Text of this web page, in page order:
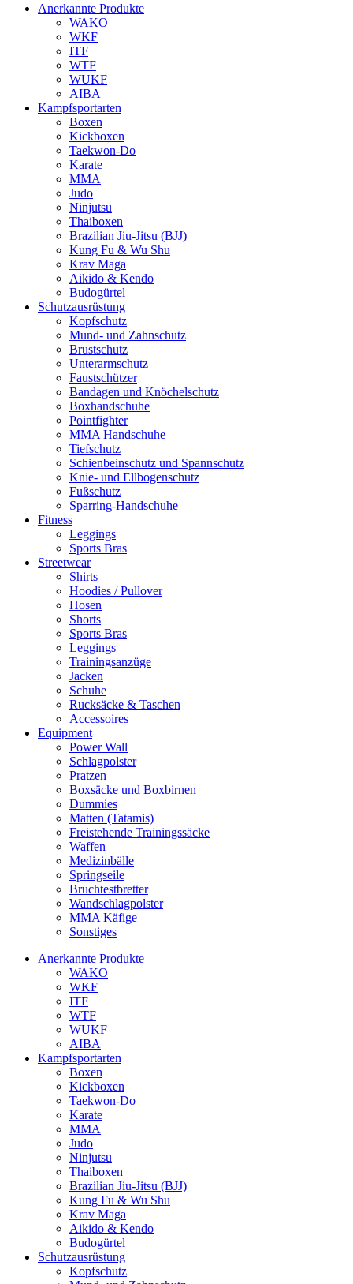
Anerkannte Produkte
WAKO
WKF
ITF
WTF
WUKF
AIBA
Kampfsportarten
Boxen
Kickboxen
Taekwon-Do
Karate
MMA
Judo
Ninjutsu
Thaiboxen
Brazilian Jiu-Jitsu (BJJ)
Kung Fu & Wu Shu
Krav Maga
Aikido & Kendo
Budogürtel
Schutzausrüstung
Kopfschutz
Mund- und Zahnschutz
Brustschutz
Unterarmschutz
Faustschützer
Bandagen und Knöchelschutz
Boxhandschuhe
Pointfighter
MMA Handschuhe
Tiefschutz
Schienbeinschutz und Spannschutz
Knie- und Ellbogenschutz
Fußschutz
Sparring-Handschuhe
Fitness
Leggings
Sports Bras
Streetwear
Shirts
Hoodies / Pullover
Hosen
Shorts
Sports Bras
Leggings
Trainingsanzüge
Jacken
Schuhe
Rucksäcke & Taschen
Accessoires
Equipment
Power Wall
Schlagpolster
Pratzen
Boxsäcke und Boxbirnen
Dummies
Matten (Tatamis)
Freistehende Trainingssäcke
Waffen
Medizinbälle
Springseile
Bruchtestbretter
Wandschlagpolster
MMA Käfige
Sonstiges
Anerkannte Produkte
WAKO
WKF
ITF
WTF
WUKF
AIBA
Kampfsportarten
Boxen
Kickboxen
Taekwon-Do
Karate
MMA
Judo
Ninjutsu
Thaiboxen
Brazilian Jiu-Jitsu (BJJ)
Kung Fu & Wu Shu
Krav Maga
Aikido & Kendo
Budogürtel
Schutzausrüstung
Kopfschutz